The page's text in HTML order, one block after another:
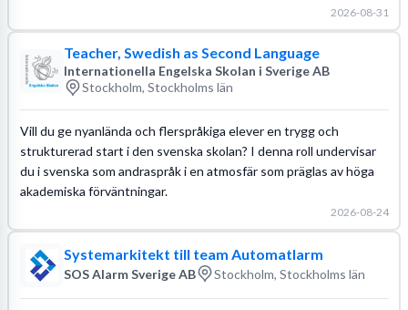
2026-08-31
Teacher, Swedish as Second Language
Internationella Engelska Skolan i Sverige AB
Stockholm, Stockholms län
Vill du ge nyanlända och flerspråkiga elever en trygg och
strukturerad start i den svenska skolan? I denna roll undervisar
du i svenska som andraspråk i en atmosfär som präglas av höga
akademiska förväntningar.
2026-08-24
Systemarkitekt till team Automatlarm
SOS Alarm Sverige AB Stockholm, Stockholms län